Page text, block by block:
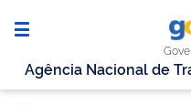
Agência Nacional de